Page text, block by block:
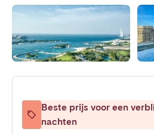
Beste prijs voor een
nachten